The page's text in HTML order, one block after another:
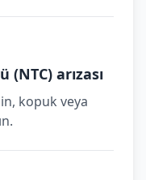
(NTC) arızası
kopuk veya